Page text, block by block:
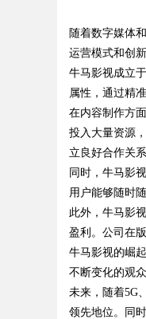
uz
!
随着数字媒体
运营模式和创
牛马影视成立
属性，通过精
在内容制作方
投入大量资源
立良好合作关
同时，牛马影
用户能够随时
此外，牛马影
盈利。公司在
牛马影视的崛
不断变化的观
未来，随着5G
领先地位。同